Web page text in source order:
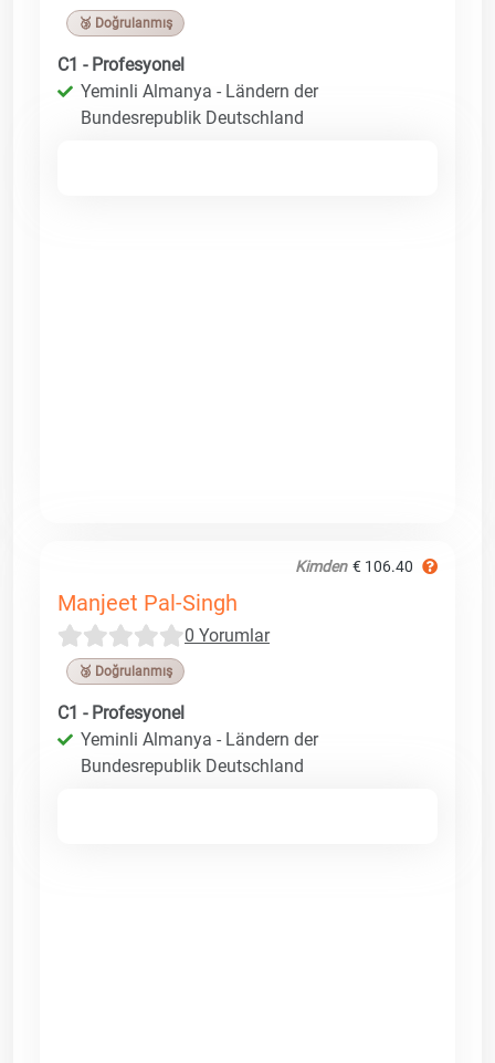
🥉 Doğrulanmış
C1 - Profesyonel
Yeminli Almanya - Ländern der
Bundesrepublik Deutschland
Kimden € 106.40
Manjeet Pal-Singh
0 Yorumlar
🥉 Doğrulanmış
C1 - Profesyonel
Yeminli Almanya - Ländern der
Bundesrepublik Deutschland